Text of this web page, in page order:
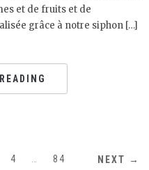
et de fruits et de
grâce à notre siphon […]
4 84 NEXT →